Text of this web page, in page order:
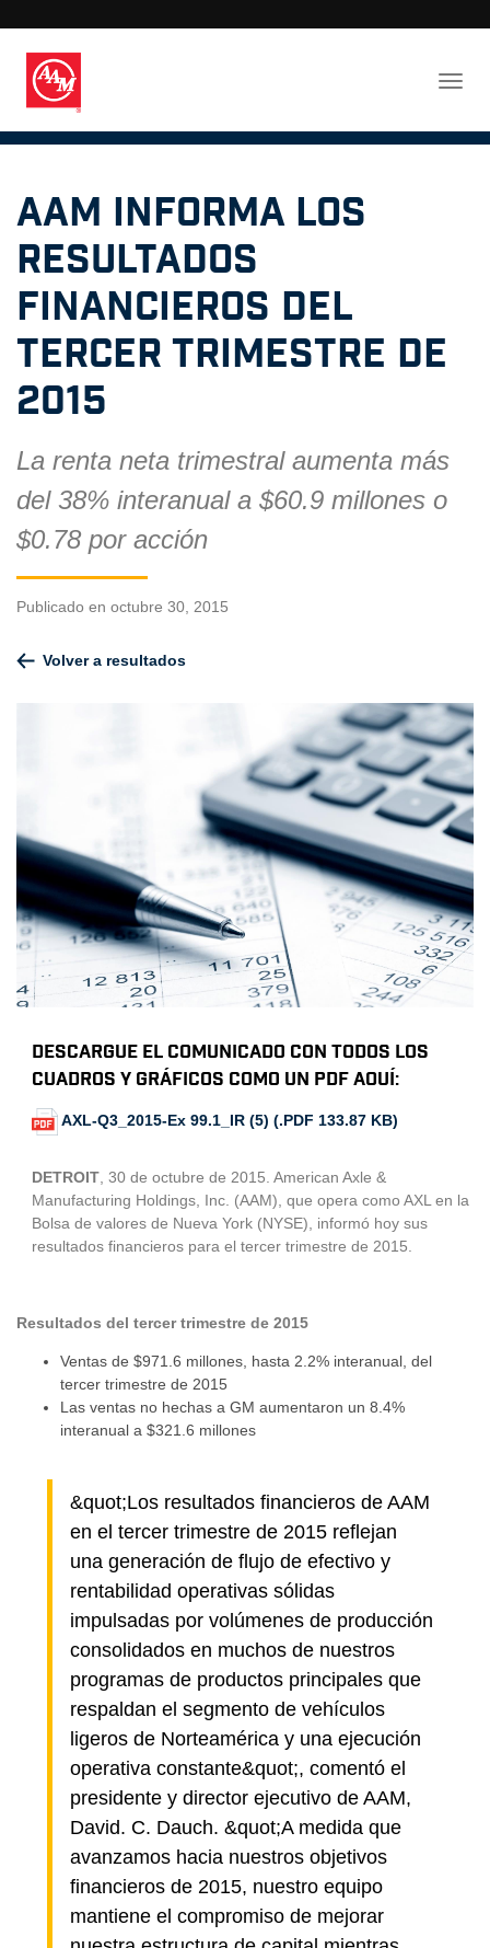
AAM informa los
resultados
financieros del
tercer trimestre de
2015
La renta neta trimestral aumenta más
del 38% interanual a $60.9 millones o
$0.78 por acción
Publicado en octubre 30, 2015
Volver a resultados
Descargue el comunicado con todos los
cuadros y gráficos como un PDF aquí:
AXL-Q3_2015-Ex 99.1_IR (5) (.PDF 133.87 KB)
DETROIT, 30 de octubre de 2015. American Axle &
Manufacturing Holdings, Inc. (AAM), que opera como AXL en la
Bolsa de valores de Nueva York (NYSE), informó hoy sus
resultados financieros para el tercer trimestre de 2015.
&quot;Los resultados financieros de AAM
en el tercer trimestre de 2015 reflejan
una generación de flujo de efectivo y
rentabilidad operativas sólidas
impulsadas por volúmenes de producción
consolidados en muchos de nuestros
programas de productos principales que
respaldan el segmento de vehículos
ligeros de Norteamérica y una ejecución
operativa constante&quot;, comentó el
presidente y director ejecutivo de AAM,
David. C. Dauch. &quot;A medida que
avanzamos hacia nuestros objetivos
financieros de 2015, nuestro equipo
mantiene el compromiso de mejorar
Resultados del tercer trimestre de 2015
Ventas de $971.6 millones, hasta 2.2% interanual, del
tercer trimestre de 2015
Las ventas no hechas a GM aumentaron un 8.4%
interanual a $321.6 millones